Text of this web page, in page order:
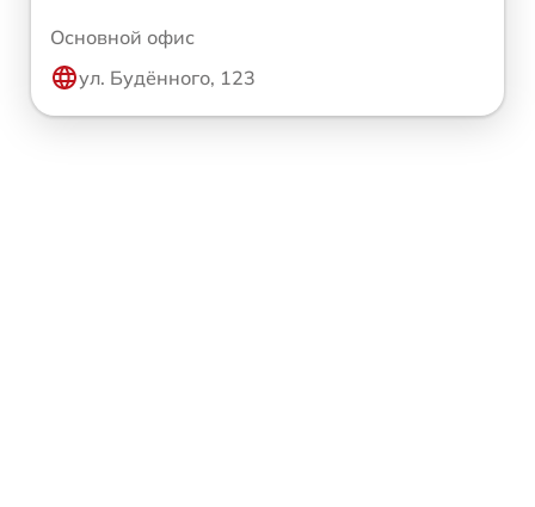
Основной офис
ул. Будённого, 123